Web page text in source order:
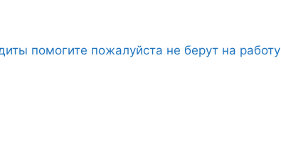
помогите пожалуйста не берут на работу